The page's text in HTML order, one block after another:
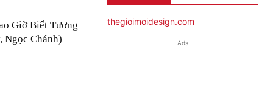
Giờ Biết Tương
Ngọc Chánh)
thegioimoidesign.com
Ads